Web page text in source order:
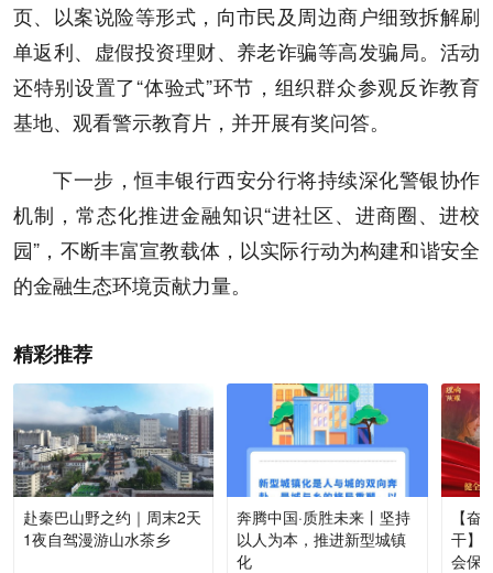
页、以案说险等形式，向市民及周边商户细致拆解刷
单返利、虚假投资理财、养老诈骗等高发骗局。活动
还特别设置了“体验式”环节，组织群众参观反诈教育
基地、观看警示教育片，并开展有奖问答。
下一步，恒丰银行西安分行将持续深化警银协作
机制，常态化推进金融知识“进社区、进商圈、进校
园”，不断丰富宣教载体，以实际行动为构建和谐安全
的金融生态环境贡献力量。
精彩推荐
赴秦巴山野之约｜周末2天
1夜自驾漫游山水茶乡
奔腾中国·质胜未来丨坚持
以人为本，推进新型城镇
化
【奋
干】
会保